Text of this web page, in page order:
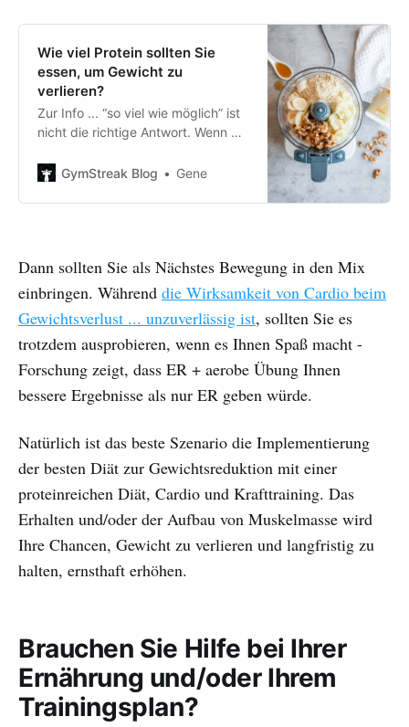
Wie viel Protein sollten Sie
essen, um Gewicht zu
verlieren?
Zur Info ... “so viel wie möglich” ist
nicht die richtige Antwort. Wenn Sie
Möglichkeit zu erfahren, wie viel
Gewicht zu verlieren.
GymStreak Blog Gene
Dann sollten Sie als Nächstes Bewegung in den Mix
einbringen. Während die Wirksamkeit von Cardio beim
Gewichtsverlust ... unzuverlässig ist, sollten Sie es
trotzdem ausprobieren, wenn es Ihnen Spaß macht -
Forschung zeigt, dass ER + aerobe Übung Ihnen
bessere Ergebnisse als nur ER geben würde.
Natürlich ist das beste Szenario die Implementierung
der besten Diät zur Gewichtsreduktion mit einer
proteinreichen Diät, Cardio und Krafttraining. Das
Erhalten und/oder der Aufbau von Muskelmasse wird
Ihre Chancen, Gewicht zu verlieren und langfristig zu
halten, ernsthaft erhöhen.
Brauchen Sie Hilfe bei Ihrer
Ernährung und/oder Ihrem
Trainingsplan?